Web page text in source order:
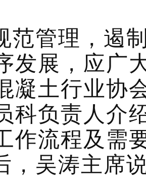
范管理，遏
发展，应广
凝土行业协
科负责人介
作流程及需
，吴涛主席